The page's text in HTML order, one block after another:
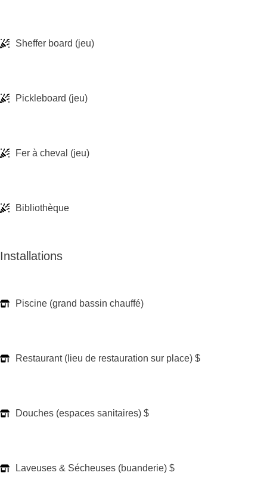
Sheffer board (jeu)
Pickleboard (jeu)
Fer à cheval (jeu)
Bibliothèque
Installations
Piscine (grand bassin chauffé)
Restaurant (lieu de restauration sur place) $
Douches (espaces sanitaires) $
Laveuses & Sécheuses (buanderie) $